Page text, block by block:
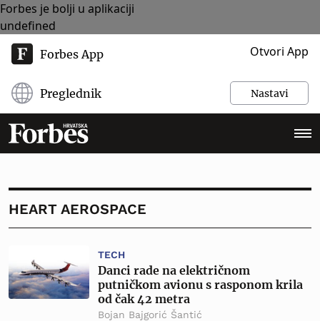
Forbes je bolji u aplikaciji
undefined
Forbes App Otvori App
Preglednik Nastavi
HEART AEROSPACE
TECH
Danci rade na električnom
putničkom avionu s rasponom krila
od čak 42 metra
Bojan Bajgorić Šantić